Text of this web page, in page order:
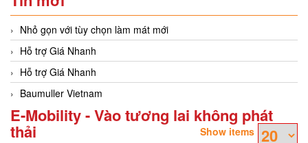
Nhỏ gọn với tùy chọn làm mát mới
Hỗ trợ Giá Nhanh
Hỗ trợ Giá Nhanh
Baumuller Vietnam
E-Mobility - Vào tương lai không phát
thải
Show items